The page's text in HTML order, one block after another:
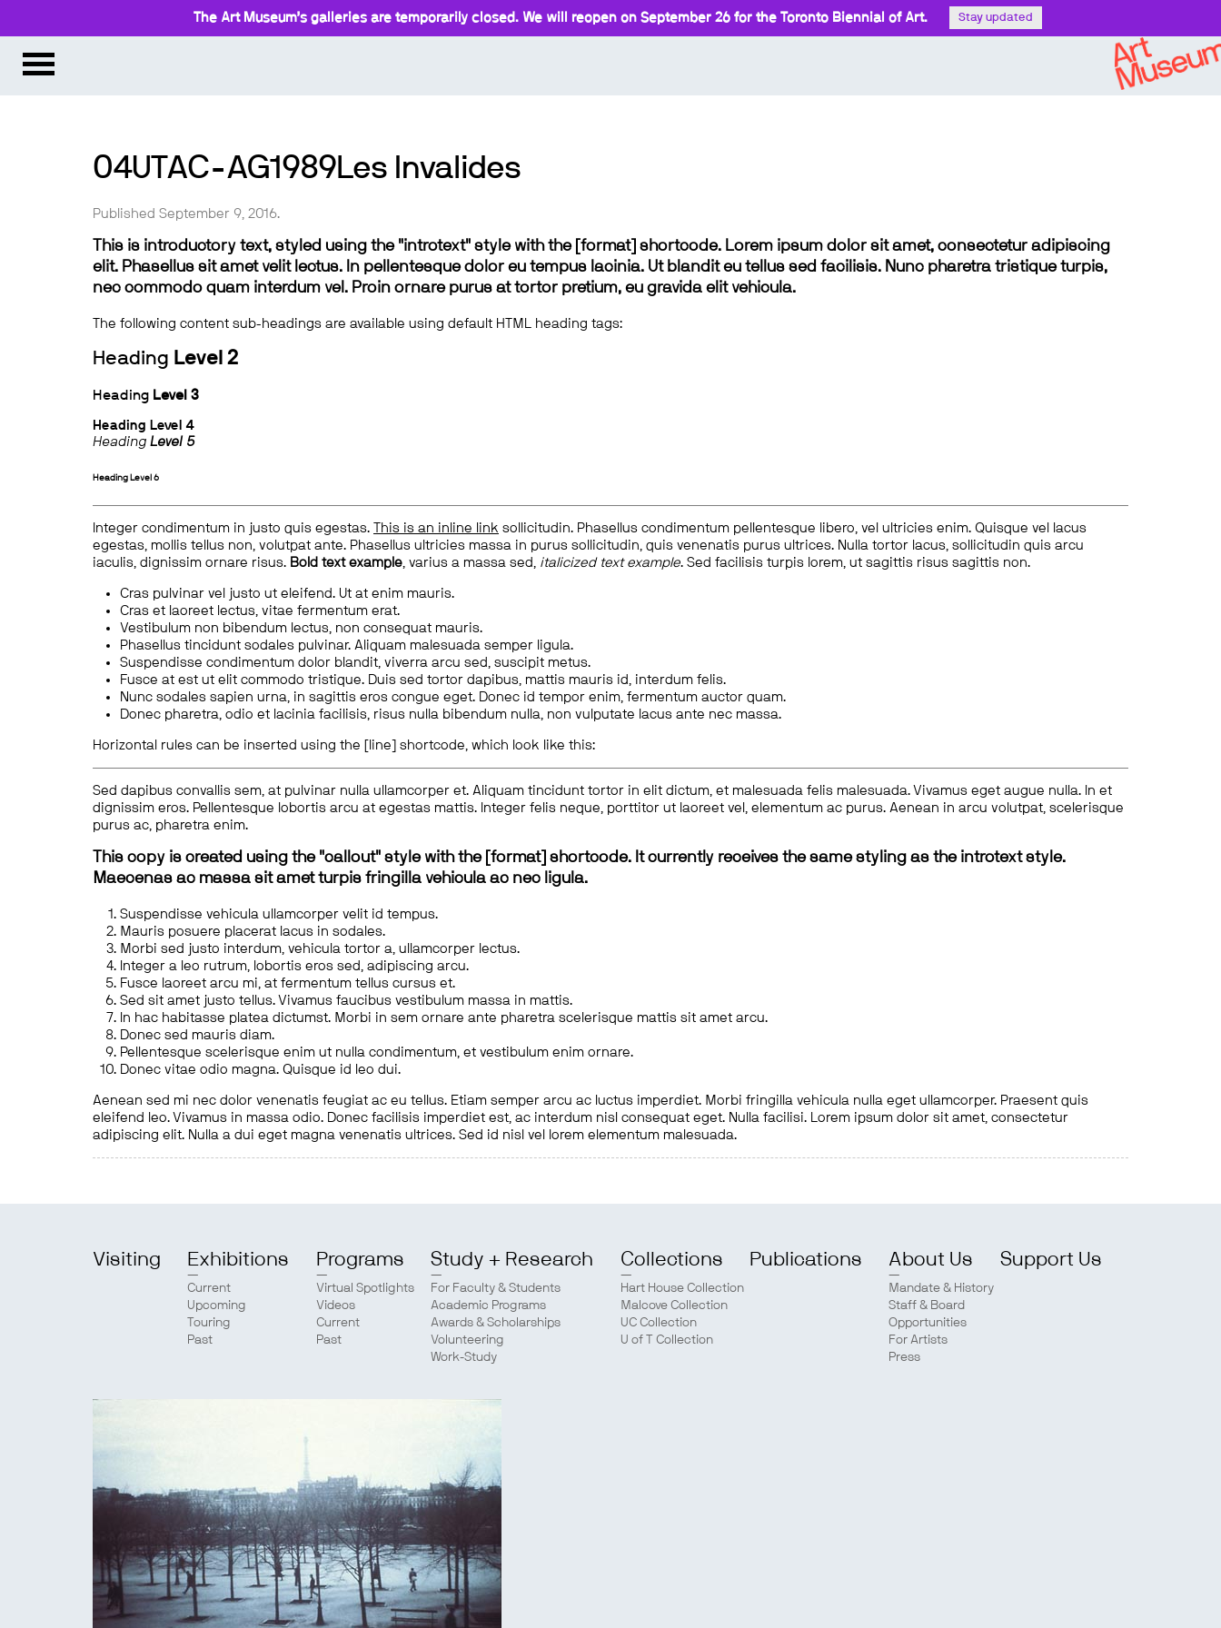
The Art Museum’s galleries are temporarily closed. We will reopen on September 26 for the Toronto Biennial of Art. Stay updated
04UTAC-AG1989Les Invalides
Published September 9, 2016.
This is introductory text, styled using the "introtext" style with the [format] shortcode. Lorem ipsum dolor sit amet, consectetur adipiscing
elit. Phasellus sit amet velit lectus. In pellentesque dolor eu tempus lacinia. Ut blandit eu tellus sed facilisis. Nunc pharetra tristique turpis,
nec commodo quam interdum vel. Proin ornare purus at tortor pretium, eu gravida elit vehicula.
The following content sub-headings are available using default HTML heading tags:
Heading Level 2
Heading Level 3
Heading Level 4
Heading Level 5
Heading Level 6
Integer condimentum in justo quis egestas. This is an inline link sollicitudin. Phasellus condimentum pellentesque libero, vel ultricies enim. Quisque vel lacus
egestas, mollis tellus non, volutpat ante. Phasellus ultricies massa in purus sollicitudin, quis venenatis purus ultrices. Nulla tortor lacus, sollicitudin quis arcu
iaculis, dignissim ornare risus. Bold text example, varius a massa sed, italicized text example. Sed facilisis turpis lorem, ut sagittis risus sagittis non.
Cras pulvinar vel justo ut eleifend. Ut at enim mauris.
Cras et laoreet lectus, vitae fermentum erat.
Vestibulum non bibendum lectus, non consequat mauris.
Phasellus tincidunt sodales pulvinar. Aliquam malesuada semper ligula.
Suspendisse condimentum dolor blandit, viverra arcu sed, suscipit metus.
Fusce at est ut elit commodo tristique. Duis sed tortor dapibus, mattis mauris id, interdum felis.
Nunc sodales sapien urna, in sagittis eros congue eget. Donec id tempor enim, fermentum auctor quam.
Donec pharetra, odio et lacinia facilisis, risus nulla bibendum nulla, non vulputate lacus ante nec massa.
Horizontal rules can be inserted using the [line] shortcode, which look like this:
Sed dapibus convallis sem, at pulvinar nulla ullamcorper et. Aliquam tincidunt tortor in elit dictum, et malesuada felis malesuada. Vivamus eget augue nulla. In et
dignissim eros. Pellentesque lobortis arcu at egestas mattis. Integer felis neque, porttitor ut laoreet vel, elementum ac purus. Aenean in arcu volutpat, scelerisque
purus ac, pharetra enim.
This copy is created using the "callout" style with the [format] shortcode. It currently receives the same styling as the introtext style.
Maecenas ac massa sit amet turpis fringilla vehicula ac nec ligula.
Suspendisse vehicula ullamcorper velit id tempus.
Mauris posuere placerat lacus in sodales.
Morbi sed justo interdum, vehicula tortor a, ullamcorper lectus.
Integer a leo rutrum, lobortis eros sed, adipiscing arcu.
Fusce laoreet arcu mi, at fermentum tellus cursus et.
Sed sit amet justo tellus. Vivamus faucibus vestibulum massa in mattis.
In hac habitasse platea dictumst. Morbi in sem ornare ante pharetra scelerisque mattis sit amet arcu.
Donec sed mauris diam.
Pellentesque scelerisque enim ut nulla condimentum, et vestibulum enim ornare.
Donec vitae odio magna. Quisque id leo dui.
Aenean sed mi nec dolor venenatis feugiat ac eu tellus. Etiam semper arcu ac luctus imperdiet. Morbi fringilla vehicula nulla eget ullamcorper. Praesent quis
eleifend leo. Vivamus in massa odio. Donec facilisis imperdiet est, ac interdum nisl consequat eget. Nulla facilisi. Lorem ipsum dolor sit amet, consectetur
adipiscing elit. Nulla a dui eget magna venenatis ultrices. Sed id nisl vel lorem elementum malesuada.
Visiting Exhibitions
Current
Upcoming
Touring
Past
Programs
Virtual Spotlights
Videos
Current
Past
Study + Research
For Faculty & Students
Academic Programs
Awards & Scholarships
Volunteering
Work-Study
Collections
Hart House Collection
Malcove Collection
UC Collection
U of T Collection
Publications About Us
Mandate & History
Staff & Board
Opportunities
For Artists
Press
Support Us